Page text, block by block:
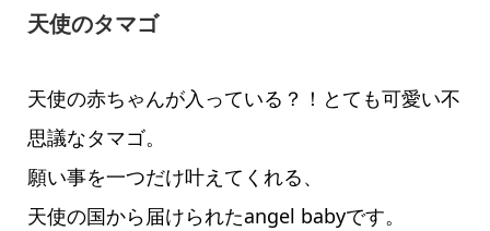
天使のタマゴ
天使の赤ちゃんが入っている？！とても可愛い不
思議なタマゴ。
願い事を一つだけ叶えてくれる、
天使の国から届けられたangel babyです。